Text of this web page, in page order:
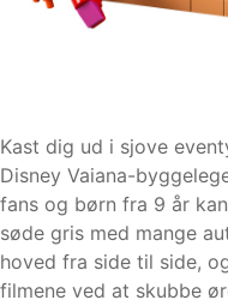
Kast dig ud i sjove
Disney Vaiana-
fans og børn fra 9 år
søde gris med mange
hoved fra side til side,
filmene ved at skubbe